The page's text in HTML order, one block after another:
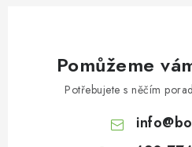
Pomůžeme
Potřebujete s něčím
info@